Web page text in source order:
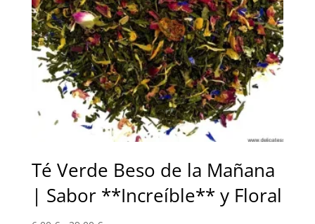
Té Verde Beso de la Mañana
| Sabor **Increíble** y Floral